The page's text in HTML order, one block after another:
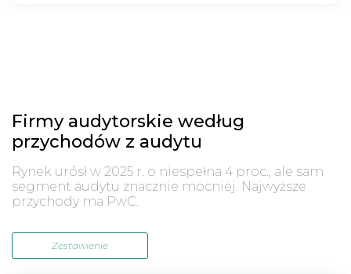
Firmy audytorskie według
przychodów z audytu
Rynek urósł w 2025 r. o niespełna 4 proc., ale sam
segment audytu znacznie mocniej. Najwyższe
przychody ma PwC.
Zestawienie